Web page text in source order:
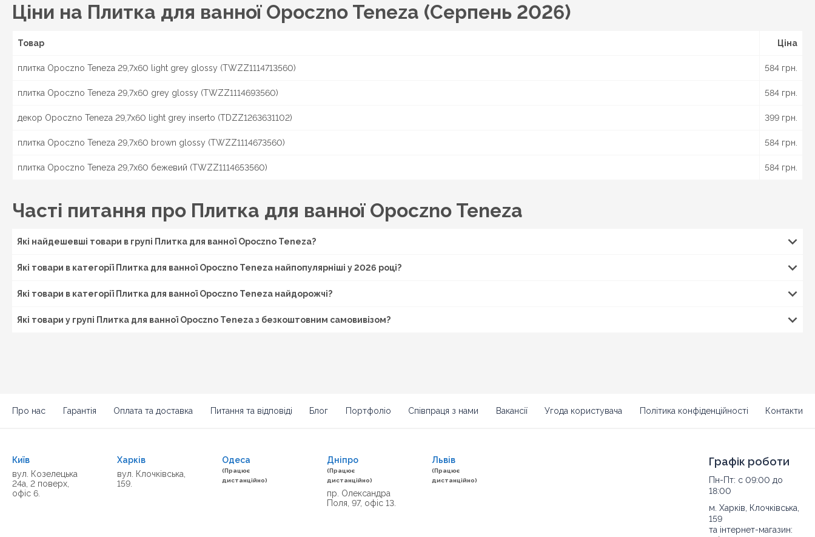
Ціни на Плитка для ванної Opoczno Teneza (Серпень 2026)
Товар Ціна
плитка Opoczno Teneza 29,7x60 light grey glossy (TWZZ1114713560) 584 грн.
плитка Opoczno Teneza 29,7x60 grey glossy (TWZZ1114693560) 584 грн.
декор Opoczno Teneza 29,7x60 light grey inserto (TDZZ1263631102) 399 грн.
плитка Opoczno Teneza 29,7x60 brown glossy (TWZZ1114673560) 584 грн.
плитка Opoczno Teneza 29,7x60 бежевий (TWZZ1114653560) 584 грн.
Часті питання про Плитка для ванної Opoczno Teneza
Які найдешевші товари в групі Плитка для ванної Opoczno Teneza?
Які товари в категорії Плитка для ванної Opoczno Teneza найпопулярніші у 2026 році?
Які товари в категорії Плитка для ванної Opoczno Teneza найдорожчі?
Які товари у групі Плитка для ванної Opoczno Teneza з безкоштовним самовивізом?
Про нас Гарантія Оплата та доставка Питання та відповіді Блог Портфоліо Співпраця з нами Вакансії Угода користувача Політика конфіденційності Контакти
Київ
вул. Козелецька
24а, 2 поверх,
офіс 6.
Харків
вул. Клочківська,
159.
Одеса
(Працює
дистанційно)
Дніпро
(Працює
дистанційно)
пр. Олександра
Поля, 97, офіс 13.
Львів
(Працює
дистанційно)
Графік роботи
Пн-Пт: с 09:00 до
18:00
м. Харків, Клочківська,
159
та інтернет-магазин: